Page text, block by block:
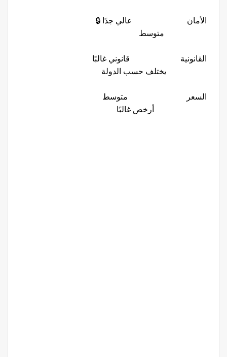
الأمان عالي جدًا 🔒
متوسط
القانونية قانوني غالبًا
يختلف حسب الدولة
السعر متوسط
أرخص غالبًا